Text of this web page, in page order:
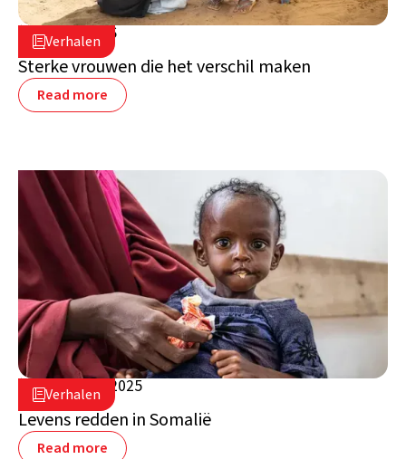
Verhalen
14 april 2026
Somalië
Sterke vrouwen die het verschil maken
Read more
Verhalen
5 augustus 2025
Somalië
Levens redden in Somalië
Read more